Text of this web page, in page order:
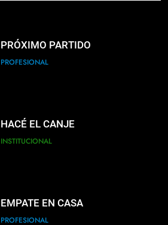
PRÓXIMO PARTIDO
PROFESIONAL
HACÉ EL CANJE
INSTITUCIONAL
EMPATE EN CASA
PROFESIONAL